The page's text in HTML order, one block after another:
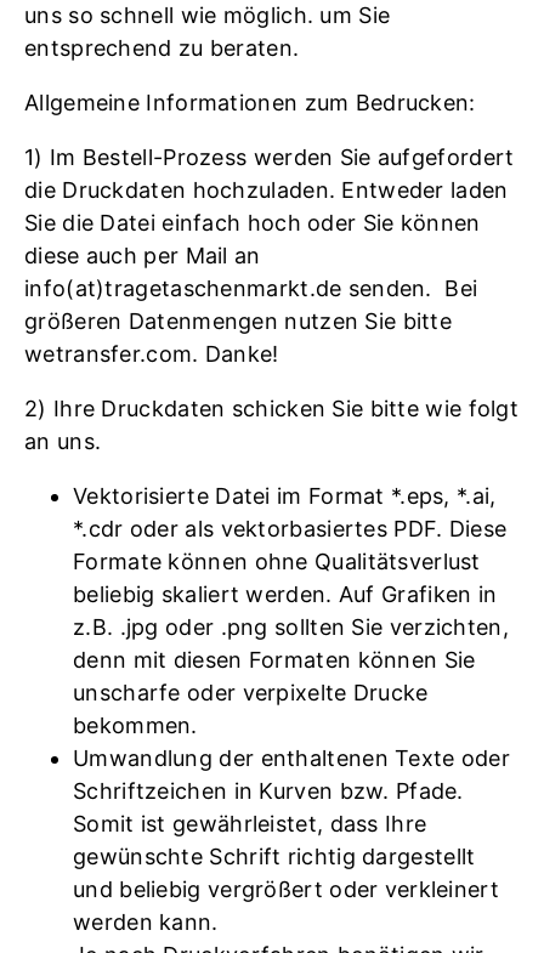
uns so schnell wie möglich. um Sie
entsprechend zu beraten.
Allgemeine Informationen zum Bedrucken:
1) Im Bestell-Prozess werden Sie aufgefordert
die Druckdaten hochzuladen. Entweder laden
Sie die Datei einfach hoch oder Sie können
diese auch per Mail an
info(at)tragetaschenmarkt.de senden. Bei
größeren Datenmengen nutzen Sie bitte
wetransfer.com. Danke!
2) Ihre Druckdaten schicken Sie bitte wie folgt
an uns.
Vektorisierte Datei im Format *.eps, *.ai,
*.cdr oder als vektorbasiertes PDF. Diese
Formate können ohne Qualitätsverlust
beliebig skaliert werden. Auf Grafiken in
z.B. .jpg oder .png sollten Sie verzichten,
denn mit diesen Formaten können Sie
unscharfe oder verpixelte Drucke
bekommen.
Umwandlung der enthaltenen Texte oder
Schriftzeichen in Kurven bzw. Pfade.
Somit ist gewährleistet, dass Ihre
gewünschte Schrift richtig dargestellt
und beliebig vergrößert oder verkleinert
werden kann.